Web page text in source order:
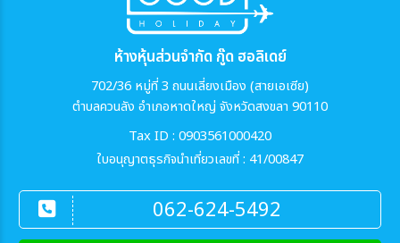
ห้างหุ้นส่วนจำกัด กู๊ด ฮอลิเดย์
702/36 หมู่ที่ 3 ถนนเลี่ยงเมือง (สายเอเซีย)
ตำบลควนลัง อำเภอหาดใหญ่ จังหวัดสงขลา 90110
Tax ID : 0903561000420
ใบอนุญาตธุรกิจนำเที่ยวเลขที่ : 41/00847
062-624-5492